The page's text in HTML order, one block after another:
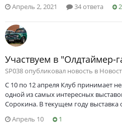
Апрель 2, 2021
34 ответа 2
Участвуем в "Олдтаймер-
SP038 опубликовал новость в
С 10 по 12 апреля Клуб принимает
одной из самых интересных
Сорокина. В текущем году выставка
Апрель 10
1